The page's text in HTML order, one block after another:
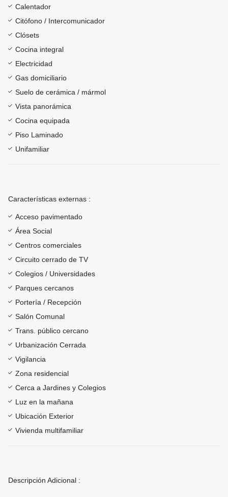
Calentador
Citófono / Intercomunicador
Clósets
Cocina integral
Electricidad
Gas domiciliario
Suelo de cerámica / mármol
Vista panorámica
Cocina equipada
Piso Laminado
Unifamiliar
Características externas :
Acceso pavimentado
Área Social
Centros comerciales
Circuito cerrado de TV
Colegios / Universidades
Parques cercanos
Portería / Recepción
Salón Comunal
Trans. público cercano
Urbanización Cerrada
Vigilancia
Zona residencial
Cerca a Jardines y Colegios
Luz en la mañana
Ubicación Exterior
Vivienda multifamiliar
Descripción Adicional :